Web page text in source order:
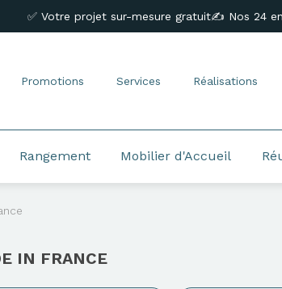
✅ Votre projet sur-mesure gratuit✍️ Nos 24
Promotions Services Réalisations
Rangement Mobilier d'Accueil
IN FRANCE